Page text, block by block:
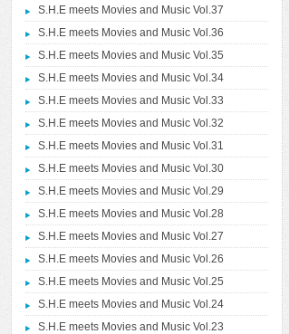
S.H.E meets Movies and Music Vol.37
S.H.E meets Movies and Music Vol.36
S.H.E meets Movies and Music Vol.35
S.H.E meets Movies and Music Vol.34
S.H.E meets Movies and Music Vol.33
S.H.E meets Movies and Music Vol.32
S.H.E meets Movies and Music Vol.31
S.H.E meets Movies and Music Vol.30
S.H.E meets Movies and Music Vol.29
S.H.E meets Movies and Music Vol.28
S.H.E meets Movies and Music Vol.27
S.H.E meets Movies and Music Vol.26
S.H.E meets Movies and Music Vol.25
S.H.E meets Movies and Music Vol.24
S.H.E meets Movies and Music Vol.23